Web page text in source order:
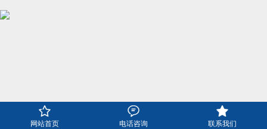

网站首页

电话咨询

联系我们